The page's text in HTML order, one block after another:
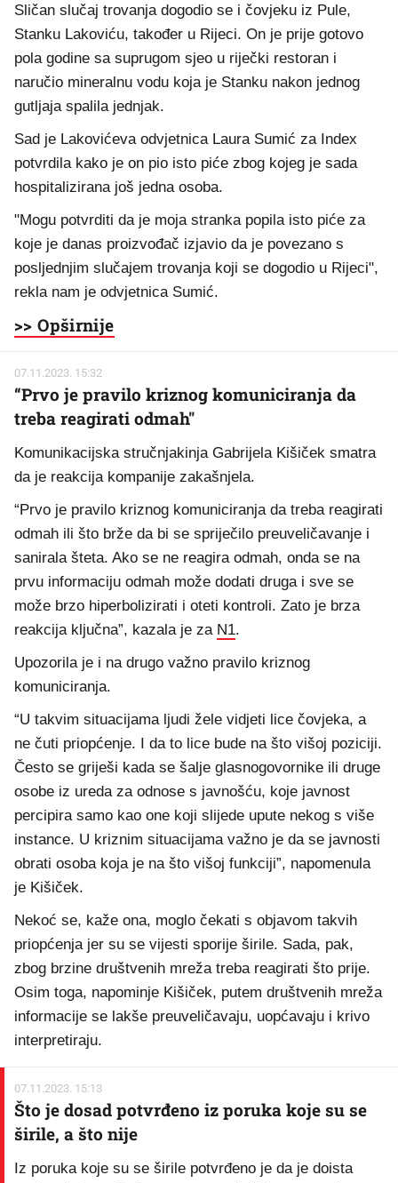
Sličan slučaj trovanja dogodio se i čovjeku iz Pule,
Stanku Lakoviću, također u Rijeci. On je prije gotovo
pola godine sa suprugom sjeo u riječki restoran i
naručio mineralnu vodu koja je Stanku nakon jednog
gutljaja spalila jednjak.
Sad je Lakovićeva odvjetnica Laura Sumić za Index
potvrdila kako je on pio isto piće zbog kojeg je sada
hospitalizirana još jedna osoba.
"Mogu potvrditi da je moja stranka popila isto piće za
koje je danas proizvođač izjavio da je povezano s
posljednjim slučajem trovanja koji se dogodio u Rijeci",
rekla nam je odvjetnica Sumić.
>> Opširnije
07.11.2023. 15:32
“Prvo je pravilo kriznog komuniciranja da
treba reagirati odmah"
Komunikacijska stručnjakinja Gabrijela Kišiček smatra
da je reakcija kompanije zakašnjela.
“Prvo je pravilo kriznog komuniciranja da treba reagirati
odmah ili što brže da bi se spriječilo preuveličavanje i
sanirala šteta. Ako se ne reagira odmah, onda se na
prvu informaciju odmah može dodati druga i sve se
može brzo hiperbolizirati i oteti kontroli. Zato je brza
reakcija ključna”, kazala je za N1.
Upozorila je i na drugo važno pravilo kriznog
komuniciranja.
“U takvim situacijama ljudi žele vidjeti lice čovjeka, a
ne čuti priopćenje. I da to lice bude na što višoj poziciji.
Često se griješi kada se šalje glasnogovornike ili druge
osobe iz ureda za odnose s javnošću, koje javnost
percipira samo kao one koji slijede upute nekog s više
instance. U kriznim situacijama važno je da se javnosti
obrati osoba koja je na što višoj funkciji”, napomenula
je Kišiček.
Nekoć se, kaže ona, moglo čekati s objavom takvih
priopćenja jer su se vijesti sporije širile. Sada, pak,
zbog brzine društvenih mreža treba reagirati što prije.
Osim toga, napominje Kišiček, putem društvenih mreža
informacije se lakše preuveličavaju, uopćavaju i krivo
interpretiraju.
07.11.2023. 15:13
Što je dosad potvrđeno iz poruka koje su se
širile, a što nije
Iz poruka koje su se širile potvrđeno je da je doista